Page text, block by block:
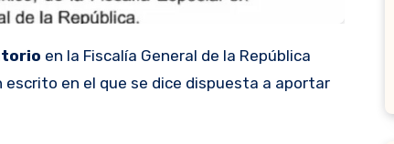
en la Fiscalía General de la República
escrito en el que se dice dispuesta a aportar